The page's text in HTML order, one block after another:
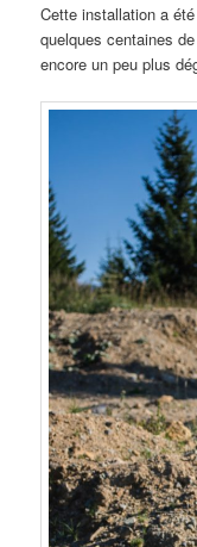
Cette installation a
quelques centaines
encore un peu plus